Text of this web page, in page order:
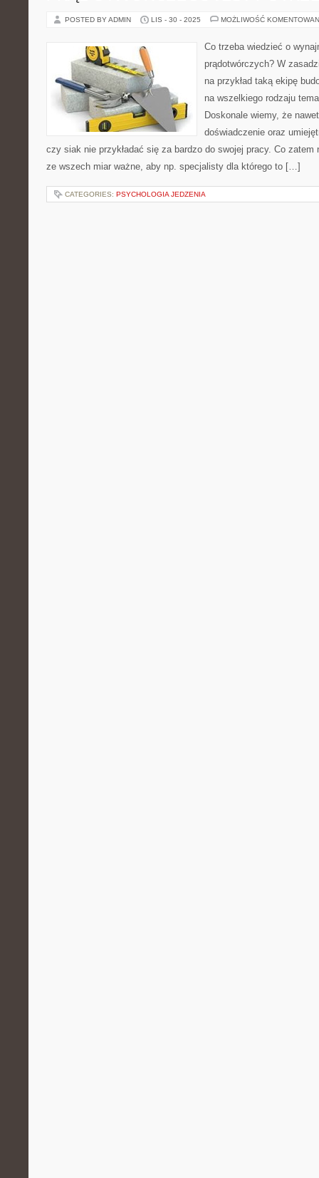
POSTED BY ADMIN LIS - 30 - 2025 MOŻLIWOŚĆ
Co trzeba wiedzieć o
prądotwórczych? W
na przykład taką ekipę
na wszelkiego rodzaju
Doskonale wiemy, że
doświadczenie oraz
czy siak nie przykładać się za bardzo do swojej pracy. Co zatem
ze wszech miar ważne, aby np. specjalisty dla którego to […]
CATEGORIES: PSYCHOLOGIA JEDZENIA